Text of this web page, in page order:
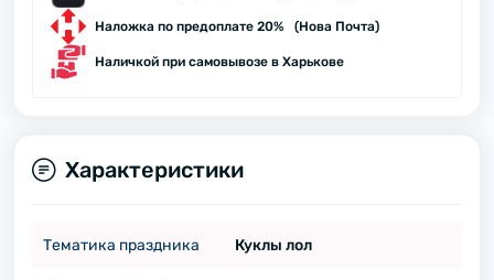
Наложка по предоплате 20% (Нова Почта)
Наличкой при самовывозе в Харькове
Характеристики
Тематика праздника Куклы лол